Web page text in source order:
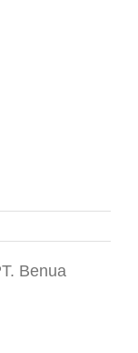
Benua